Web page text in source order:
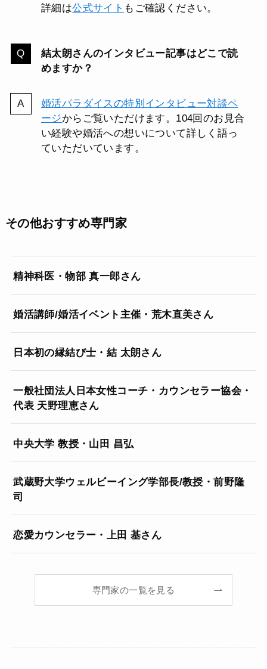
詳細は公式サイト もご確認ください。
結太朗さんのインタビュー記事はどこで読
めますか？
婚活パラダイスの特別インタビュー対談ペ
ージからご覧いただけます。104回のお見合
い経験や婚活への想いについて詳しく語っ
ていただいています。
その他おすすめ専門家
精神科医・物部 真一郎さん
婚活講師/婚活イベント主催・荒木直美さん
日本初の縁結び士・結 太朗さん
一般社団法人日本女性コーチ・カウンセラー協会・
代表 天野理恵さん
中央大学 教授・山田 昌弘
武蔵野大学ウェルビーイング学部長/教授・前野隆
司
恋愛カウンセラー・上田 基さん
専門家の一覧を見る